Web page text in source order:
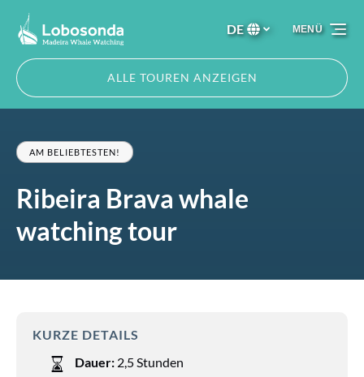
Zur Primärnavigation springen
Zum Inhalt springen
Zur Fußzeile springen
Wählen
Sie
Sprache
DE
ALLE TOUREN ANZEIGEN
MENÜ
AM BELIEBTESTEN!
Ribeira Brava whale
watching tour
KURZE DETAILS
Dauer: 2,5 Stunden